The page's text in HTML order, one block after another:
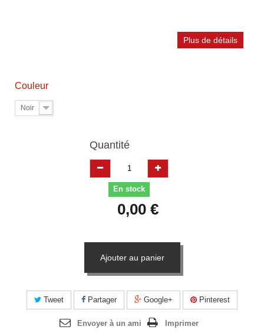
Plus de détails
Couleur
Noir
Quantité
En stock
0,00 €
Ajouter au panier
Tweet Partager Google+ Pinterest
Envoyer à un ami Imprimer